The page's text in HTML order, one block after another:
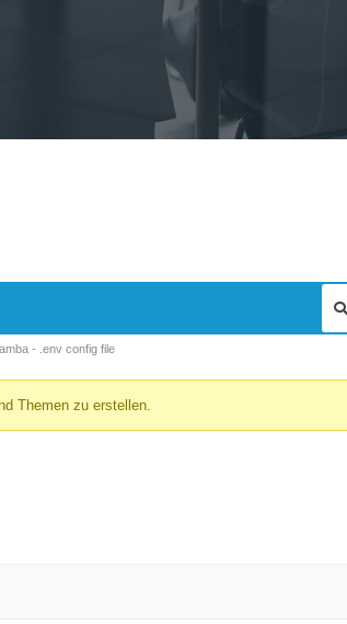
- .env config file
Themen zu erstellen.